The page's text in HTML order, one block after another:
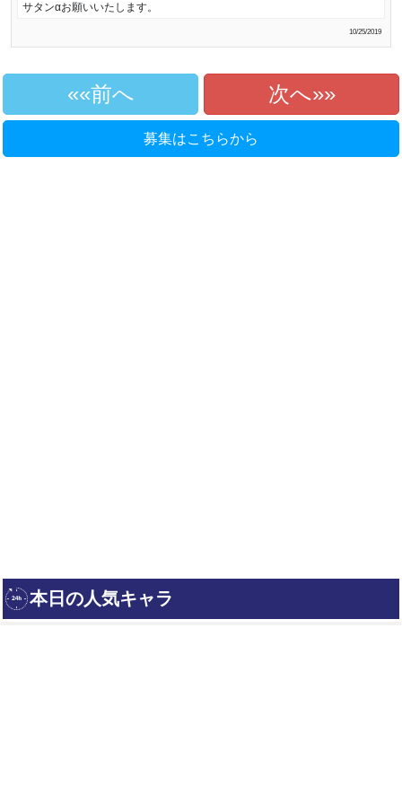
サタンαお願いいたします。
10/25/2019
«前へ 次へ»
募集はこちらから